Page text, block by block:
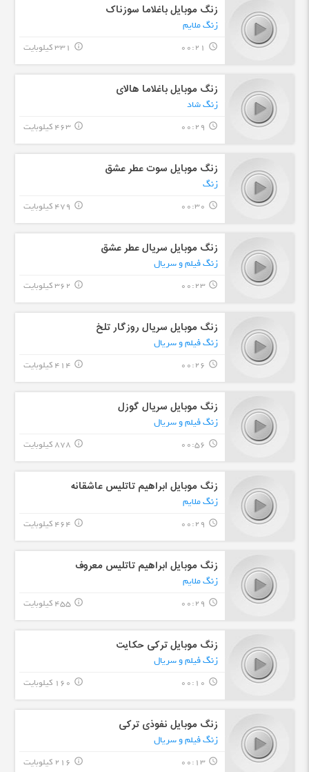
زنگ موبایل باغلاما سوزناک
زنگ ملایم
query_builder
00:21 331 کیلوبایت info_outline
زنگ موبایل باغلاما هالای
زنگ شاد
query_builder
00:29 463 کیلوبایت info_outline
زنگ موبایل سوت عطر عشق
زنگ
query_builder
00:30 479 کیلوبایت info_outline
زنگ موبایل سریال عطر عشق
زنگ فیلم و سریال
query_builder
00:23 362 کیلوبایت info_outline
زنگ موبایل سریال روزگار تلخ
زنگ فیلم و سریال
query_builder
00:26 414 کیلوبایت info_outline
زنگ موبایل سریال گوزل
زنگ فیلم و سریال
query_builder
00:56 878 کیلوبایت info_outline
زنگ موبایل ابراهیم تاتلیس عاشقانه
زنگ ملایم
query_builder
00:29 464 کیلوبایت info_outline
زنگ موبایل ابراهیم تاتلیس معروف
زنگ ملایم
query_builder
00:29 455 کیلوبایت info_outline
زنگ موبایل ترکی حکایت
زنگ فیلم و سریال
query_builder
00:10 160 کیلوبایت info_outline
زنگ موبایل نفوذی ترکی
زنگ فیلم و سریال
query_builder
00:13 216 کیلوبایت info_outline